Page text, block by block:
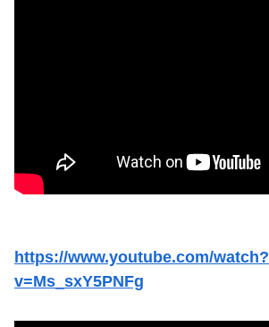
https://www.youtube.com/watch?
v=Ms_sxY5PNFg